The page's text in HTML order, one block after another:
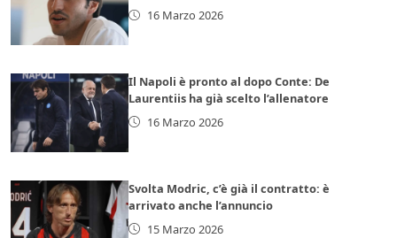
16 Marzo 2026
Il Napoli è pronto al dopo Conte: De
Laurentiis ha già scelto l’allenatore
16 Marzo 2026
Svolta Modric, c’è già il contratto: è
arrivato anche l’annuncio
15 Marzo 2026